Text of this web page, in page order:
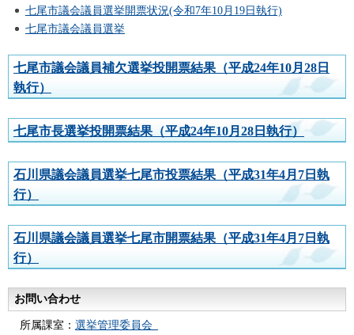
七尾市議会議員選挙開票状況(令和7年10月19日執行)
七尾市議会議員選挙
七尾市議会議員補欠選挙投開票結果（平成24年10月28日
執行）
七尾市長選挙投開票結果（平成24年10月28日執行）
石川県議会議員選挙七尾市投票結果（平成31年4月7日執
行）
石川県議会議員選挙七尾市開票結果（平成31年4月7日執
行）
お問い合わせ
所属課室： 選挙管理委員会_